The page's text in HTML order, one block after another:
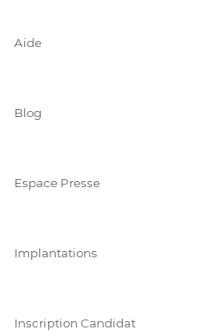
Aide
Blog
Espace Presse
Implantations
Inscription Candidat